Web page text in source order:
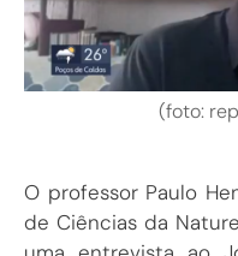
(foto:
O professor Paulo
de Ciências da